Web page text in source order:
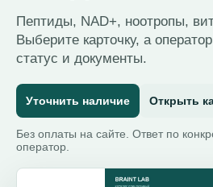
Пептиды, NAD+, ноотропы,
Выберите карточку, а
статус и документы.
Уточнить наличие Открыть
Без оплаты на сайте. Ответ по
оператор.